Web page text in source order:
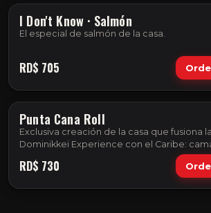
I
FOTO
I Don't Know · Salmón
El especial de salmón de la casa.
RD$ 705
Punta Cana Roll
Exclusiva creación de la casa que fusiona la
Dominikkei Experience con el Caribe:
salsa cevichada y un topping de mango
RD$ 730